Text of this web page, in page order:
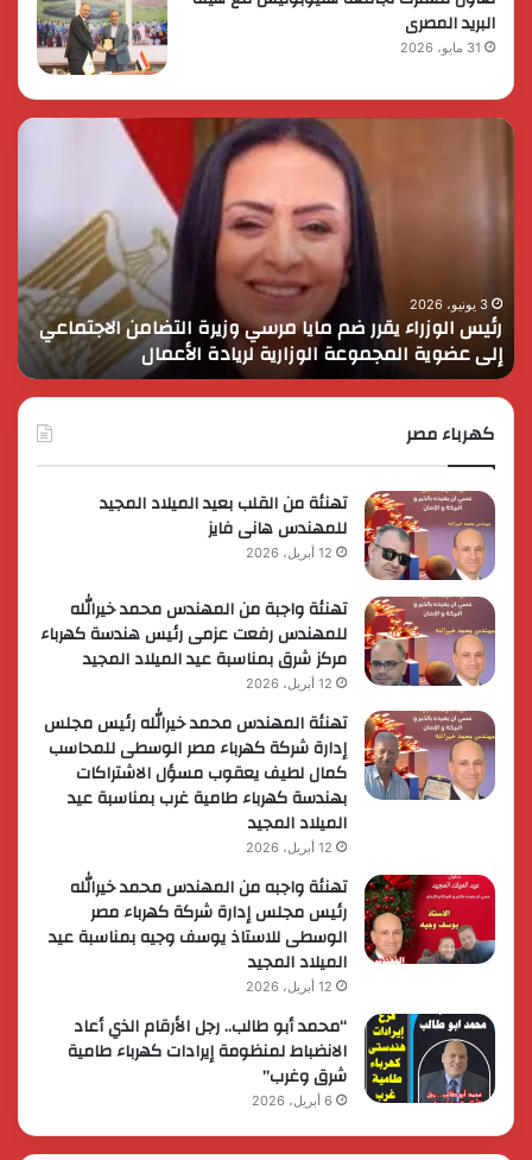
البريد المصرى
31 مايو، 2026
رئيس
التضامن
الاجتماعي
إلى
عضوية
المجموعة
الوزارية
3 يونيو، 2026
رئيس الوزراء يقرر ضم مايا مرسي وزيرة التضامن الاجتماعي
إلى عضوية المجموعة الوزارية لريادة الأعمال
في
كهرباء مصر
تهنئة من القلب بعيد الميلاد المجيد
للمهندس هانى فايز
12 أبريل، 2026
تهنئة واجبة من المهندس محمد خيرالله
للمهندس رفعت عزمى رئيس هندسة كهرباء
مركز شرق بمناسبة عيد الميلاد المجيد
12 أبريل، 2026
تهنئة المهندس محمد خيرالله رئيس مجلس
إدارة شركة كهرباء مصر الوسطى للمحاسب
كمال لطيف يعقوب مسؤل الاشتراكات
بهندسة كهرباء طامية غرب بمناسبة عيد
الميلاد المجيد
12 أبريل، 2026
تهنئة واجبه من المهندس محمد خيرالله
رئيس مجلس إدارة شركة كهرباء مصر
الوسطى للاستاذ يوسف وجيه بمناسبة عيد
الميلاد المجيد
12 أبريل، 2026
“محمد أبو طالب.. رجل الأرقام الذي أعاد
الانضباط لمنظومة إيرادات كهرباء طامية
شرق وغرب”
6 أبريل، 2026